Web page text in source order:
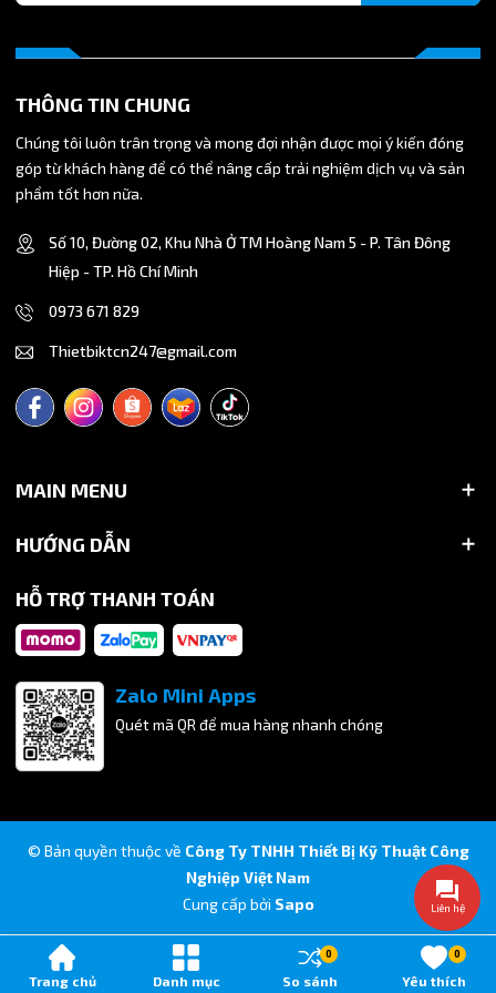
khí nén 90°, giúp bố trí đường ống gọn gàng và tối ưu không
2. Cấu tạo của co nối nhanh khí nén PLF
Một đầu nối PLF tiêu chuẩn thường gồm các bộ phận sau:
Thân nhựa kỹ thuật PBT: Thân đầu nối được làm từ nhựa
PBT chịu lực, có khả năng chống va đập, chịu nhiệt và hoạt
động ổn định trong môi trường công nghiệp.
Ngàm giữ ống bằng thép không gỉ:Ngàm inox giúp kẹp chặt
ống khí nén, tránh tình trạng tuột ống khi hệ thống hoạt
Gioăng kín khí:
Gioăng cao su giúp ngăn rò rỉ khí, đảm bảo
THÔNG TIN CHUNG
Chúng tôi luôn trân trọng và mong đợi nhận được mọi ý kiến đóng
góp từ khách hàng để có thể nâng cấp trải nghiệm dịch vụ và sản
phẩm tốt hơn nữa.
Số 10, Đường 02, Khu Nhà Ở TM Hoàng Nam 5 - P. Tân Đông
Hiệp - TP. Hồ Chí Minh
0973 671 829
Thietbiktcn247@gmail.com
MAIN MENU
HƯỚNG DẪN
HỖ TRỢ THANH TOÁN
Zalo Mini Apps
Quét mã QR để mua hàng nhanh chóng
© Bản quyền thuộc về Công Ty TNHH Thiết Bị Kỹ Thuật Công
Nghiệp Việt Nam
Cung cấp bởi Sapo
Trang chủ Danh mục
0
So sánh
0
Yêu thích
Liên hệ